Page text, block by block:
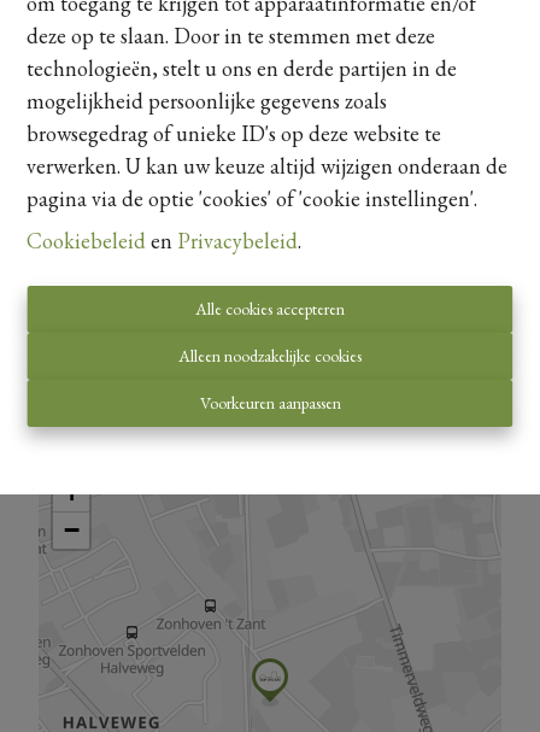
deze op te slaan. Door in te stemmen met deze
technologieën, stelt u ons en derde partijen in de
mogelijkheid persoonlijke gegevens zoals
browsegedrag of unieke ID's op deze website te
verwerken. U kan uw keuze altijd wijzigen onderaan de
pagina via de optie 'cookies' of 'cookie instellingen'.
Cookiebeleid en Privacybeleid.
Alle cookies accepteren
Alleen noodzakelijke cookies
Voorkeuren aanpassen
Op een steenworp van natuurlijke pracht: Platwijers, De
Teut, …
Architecturale mix
Witte gevelafwerking met een frisse, tijdloze uitstraling.
Rode dakpannen die zorgen voor een warme,
karaktervolle toets.
Elke woning is uniek, architecturaal doordacht en straalt
voor elke smaak en levensstijl een perfecte match
studie, warmtepomp, dubbel beglazing,
vloerverwarming,
Minstens 3 slaapkamers (mogelijk tot uitbreiding) en 2
Ruime budgetten voor afwerking en inrichting naar
keuze met klantenbegeleiding op maat.
Mogelijkheid tot afwerking van de zolderverdieping.
Ontdek meer
Delen
Kaartweergave